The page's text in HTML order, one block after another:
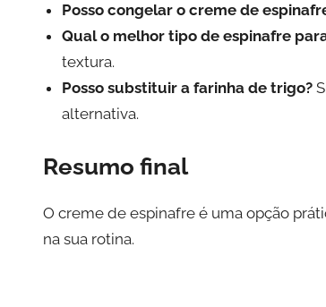
Posso congelar o creme de
Qual o melhor tipo de espinafre
textura.
Posso substituir a farinha de trigo?
alternativa.
Resumo final
O creme de espinafre é uma opção
na sua rotina.